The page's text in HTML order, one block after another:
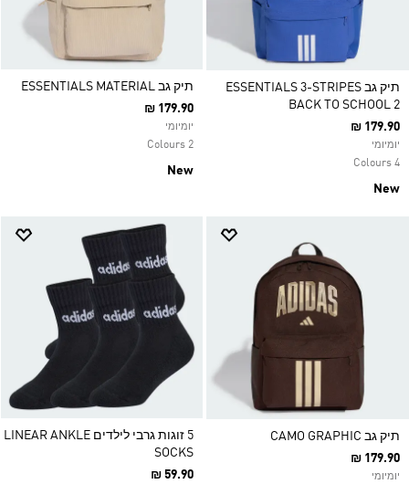
תיק גב ESSENTIALS 3-STRIPES
BACK TO SCHOOL 2
₪ 179.90
יומיומי
4 Colours
New
תיק גב ESSENTIALS MATERIAL
₪ 179.90
יומיומי
2 Colours
New
תיק גב CAMO GRAPHIC
₪ 179.90
יומיומי
5 זוגות גרבי לילדים LINEAR ANKLE
SOCKS
₪ 59.90